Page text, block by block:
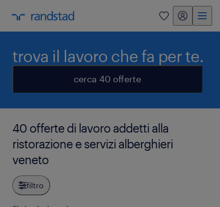
0 my randstad
trova il lavoro che fa per te.
cerca 40 offerte
40 offerte di lavoro addetti alla
ristorazione e servizi alberghieri
veneto
filtro